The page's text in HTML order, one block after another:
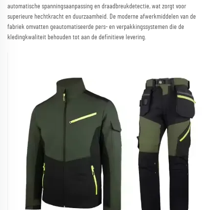
automatische spanningsaanpassing en draadbreukdetectie, wat zorgt voor
superieure hechtkracht en duurzaamheid. De moderne afwerkmiddelen van de
fabriek omvatten geautomatiseerde pers- en verpakkingssystemen die de
kledingkwaliteit behouden tot aan de definitieve levering.